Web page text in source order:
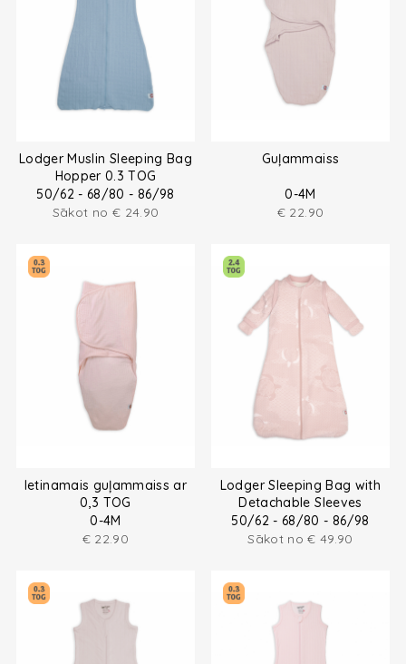
Lodger Muslin Sleeping Bag
Hopper 0.3 TOG
50/62 - 68/80 - 86/98
Sākot no € 24.90
Guļammaiss
0-4M
€ 22.90
Ietinamais guļammaiss ar
0,3 TOG
0-4M
€ 22.90
Lodger Sleeping Bag with
Detachable Sleeves
50/62 - 68/80 - 86/98
Sākot no€ 49.90